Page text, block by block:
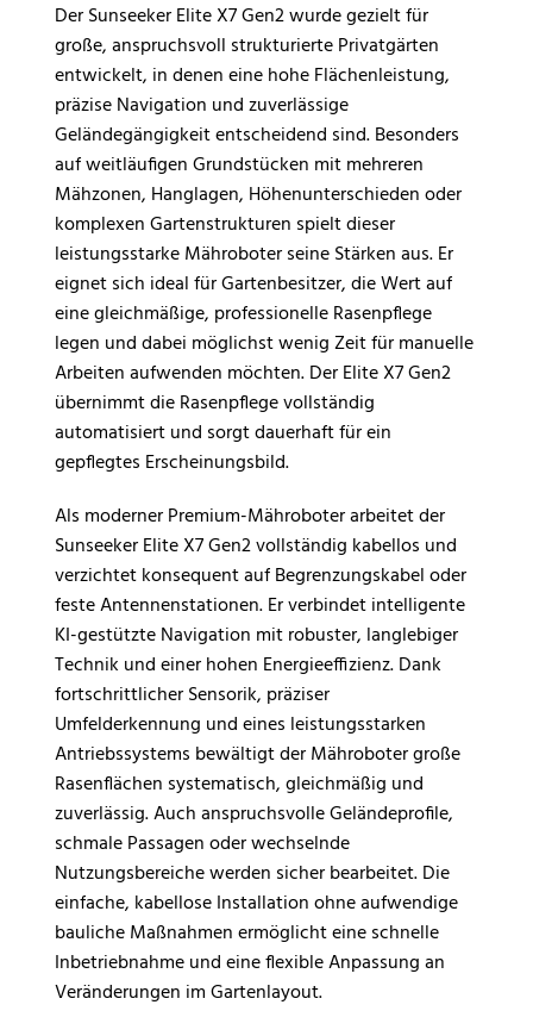
Der Sunseeker Elite X7 Gen2 wurde gezielt für
große, anspruchsvoll strukturierte Privatgärten
entwickelt, in denen eine hohe Flächenleistung,
präzise Navigation und zuverlässige
Geländegängigkeit entscheidend sind. Besonders
auf weitläufigen Grundstücken mit mehreren
Mähzonen, Hanglagen, Höhenunterschieden oder
komplexen Gartenstrukturen spielt dieser
leistungsstarke Mähroboter seine Stärken aus. Er
eignet sich ideal für Gartenbesitzer, die Wert auf
eine gleichmäßige, professionelle Rasenpflege
legen und dabei möglichst wenig Zeit für manuelle
Arbeiten aufwenden möchten. Der Elite X7 Gen2
übernimmt die Rasenpflege vollständig
automatisiert und sorgt dauerhaft für ein
gepflegtes Erscheinungsbild.
Als moderner Premium-Mähroboter arbeitet der
Sunseeker Elite X7 Gen2 vollständig kabellos und
verzichtet konsequent auf Begrenzungskabel oder
feste Antennenstationen. Er verbindet intelligente
KI-gestützte Navigation mit robuster, langlebiger
Technik und einer hohen Energieeffizienz. Dank
fortschrittlicher Sensorik, präziser
Umfelderkennung und eines leistungsstarken
Antriebssystems bewältigt der Mähroboter große
Rasenflächen systematisch, gleichmäßig und
zuverlässig. Auch anspruchsvolle Geländeprofile,
schmale Passagen oder wechselnde
Nutzungsbereiche werden sicher bearbeitet. Die
einfache, kabellose Installation ohne aufwendige
bauliche Maßnahmen ermöglicht eine schnelle
Inbetriebnahme und eine flexible Anpassung an
Veränderungen im Gartenlayout.